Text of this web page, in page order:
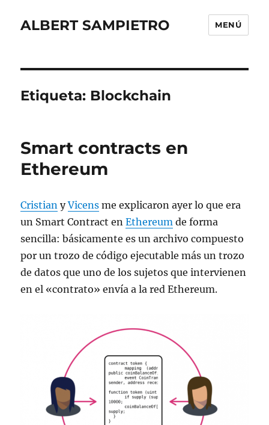
ALBERT SAMPIETRO MENÚ
Etiqueta: Blockchain
Smart contracts en
Ethereum
Cristian yVicens me explicaron ayer lo que era
un Smart Contract enEthereum de forma
sencilla: básicamente es un archivo compuesto
por un trozo de código ejecutable más un trozo
de datos que uno de los sujetos que intervienen
en el «contrato» envía a la red Ethereum.